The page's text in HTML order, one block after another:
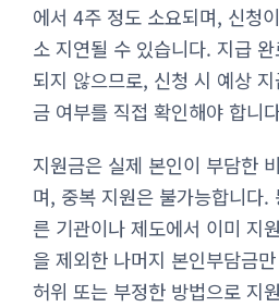
에서 4주 정도 소요되며, 신청
소 지연될 수 있습니다. 지급
되지 않으므로, 신청 시 예상
금 여부를 직접 확인해야 합니
지원금은 실제 본인이 부담한
며, 중복 지원은 불가능합니다.
른 기관이나 제도에서 이미 지
을 제외한 나머지 본인부담금
허위 또는 부정한 방법으로 지